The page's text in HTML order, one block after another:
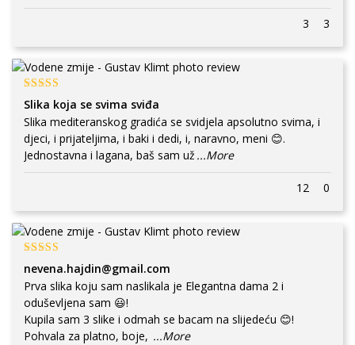
3 3
Slika koja se svima sviđa
Slika mediteranskog gradića se svidjela apsolutno svima, i
djeci, i prijateljima, i baki i dedi, i, naravno, meni 😊.
Jednostavna i lagana, baš sam už ...More
12 0
nevena.hajdin@gmail.com
Prva slika koju sam naslikala je Elegantna dama 2 i
oduševljena sam 😃!
Kupila sam 3 slike i odmah se bacam na slijedeću 😊!
Pohvala za platno, boje, ...More